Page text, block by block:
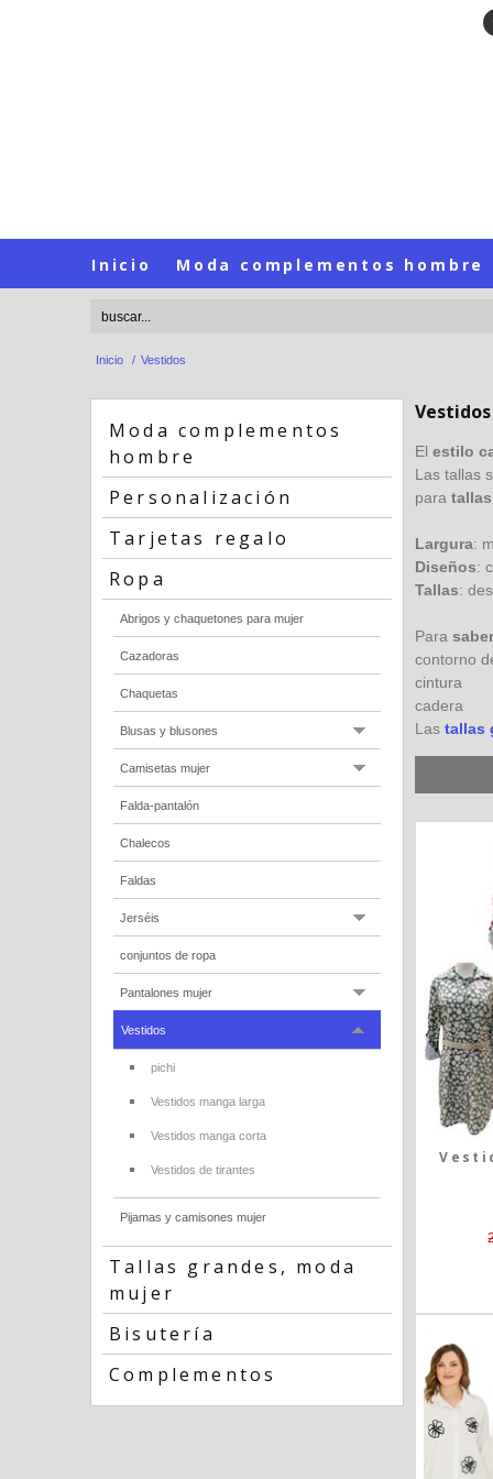
Inicio Moda complementos hombre
Inicio / Vestidos
Moda complementos
hombre
Personalización
Tarjetas regalo
Ropa
Abrigos y chaquetones para mujer
Cazadoras
Chaquetas
Blusas y blusones
Camisetas mujer
Falda-pantalón
Chalecos
Faldas
Jerséis
conjuntos de ropa
Pantalones mujer
Vestidos
pichi
Vestidos manga larga
Vestidos manga corta
Vestidos de tirantes
Pijamas y camisones mujer
Tallas grandes, moda
mujer
Bisutería
Complementos
Vestidos
El estilo
Las tallas
para
Largura:
Diseños:
Tallas:
Para
contorno
cintura
cadera
Las tallas